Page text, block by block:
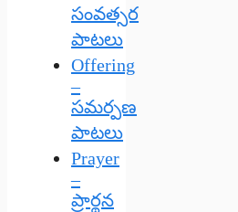
సంవత్సర
పాటలు
Offering
–
సమర్పణ
పాటలు
Prayer
–
ప్రార్థన